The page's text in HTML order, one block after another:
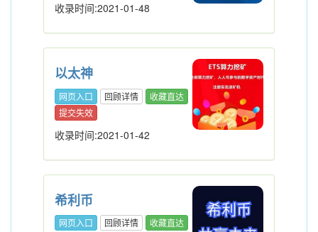
收录时间:2021-01-48
以太神
网页入口 回顾详情
收藏直达
提交失效
收录时间:2021-01-42
希利币
网页入口 回顾详情
收藏直达